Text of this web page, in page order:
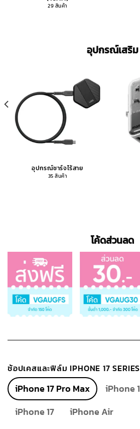
29 สินค้า
อุปกรณ์เสริม
อุปกรณ์ชาร์จไร้สาย
35 สินค้า
โค้ดส่วนลด
ช้อปเคสและฟิล์ม IPHONE 17
iPhone 17 Pro Max
iPhone
iPhone 17
iPhone Air